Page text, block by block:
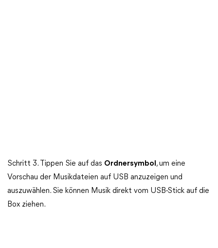
Schritt 3. Tippen Sie auf das Ordnersymbol , um eine
Vorschau der Musikdateien auf USB anzuzeigen und
auszuwählen. Sie können Musik direkt vom USB-Stick auf die
Box ziehen.